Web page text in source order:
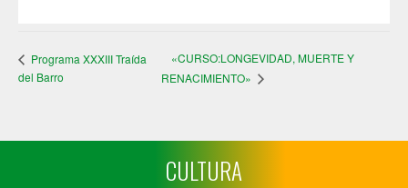
Programa XXXIII Traída
del Barro
«CURSO:LONGEVIDAD, MUERTE Y
RENACIMIENTO»
CULTURA